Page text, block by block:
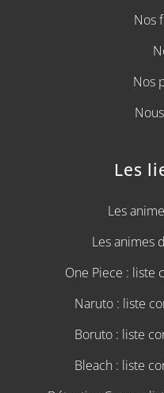
Nos
Nos
Les
Les
Les animes
One Piece : liste
Naruto : liste
Boruto : liste
Bleach : liste